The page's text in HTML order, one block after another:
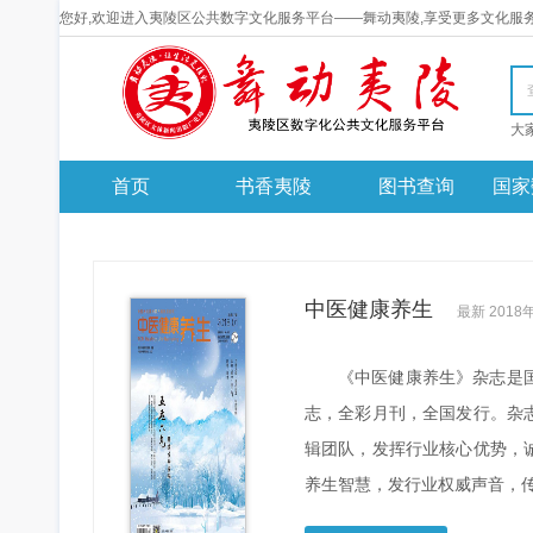
您好,欢迎进入夷陵区公共数字文化服务平台——舞动夷陵,享受更多文化服
首页 书香夷陵 图书查询 国
中医健康养生 最新 2018
《中医健康养生》杂志
志，全彩月刊，全国发行。杂
辑团队，发挥行业核心优势，
养生智慧，发行业权威声音，